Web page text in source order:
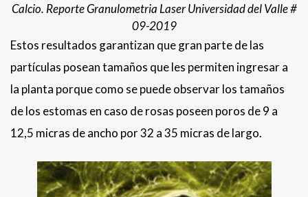
Calcio. Reporte Granulometria Laser Universidad del Valle #
09-2019
Estos resultados garantizan que gran parte de las
partículas posean tamaños que les permiten ingresar a
la planta porque como se puede observar los tamaños
de los estomas en caso de rosas poseen poros de 9 a
12,5 micras de ancho por 32 a 35 micras de largo.